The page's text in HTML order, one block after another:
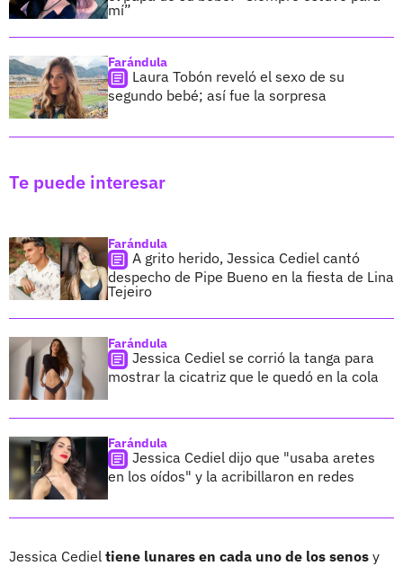
mí”
Farándula
Laura Tobón reveló el sexo de su
segundo bebé; así fue la sorpresa
Te puede interesar
Farándula
A grito herido, Jessica Cediel cantó
despecho de Pipe Bueno en la fiesta de Lina
Tejeiro
Farándula
Jessica Cediel se corrió la tanga para
mostrar la cicatriz que le quedó en la cola
Farándula
Jessica Cediel dijo que "usaba aretes
en los oídos" y la acribillaron en redes
Jessica Cediel tiene lunares en cada uno de los senos y